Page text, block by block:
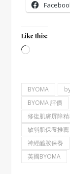
Like this:
Loading…
BYOMA
BYOMA 評價
修復肌膚屏障
敏弱肌保養推薦
神經醯胺保養
英國BYOMA